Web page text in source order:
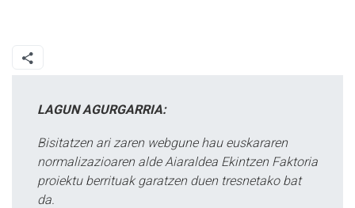
LAGUN AGURGARRIA:
Bisitatzen ari zaren webgune hau euskararen
normalizazioaren alde Aiaraldea Ekintzen Faktoria
proiektu berrituak garatzen duen tresnetako bat
da.